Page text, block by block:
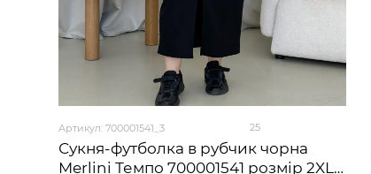
Артикул: 700001541_3 25
Сукня-футболка в рубчик чорна
Merlini Темпо 700001541 розмір 2XL-